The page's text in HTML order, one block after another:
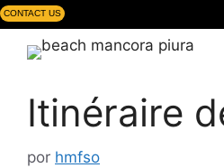
CONTACT US
Itinéraire
por hmfso